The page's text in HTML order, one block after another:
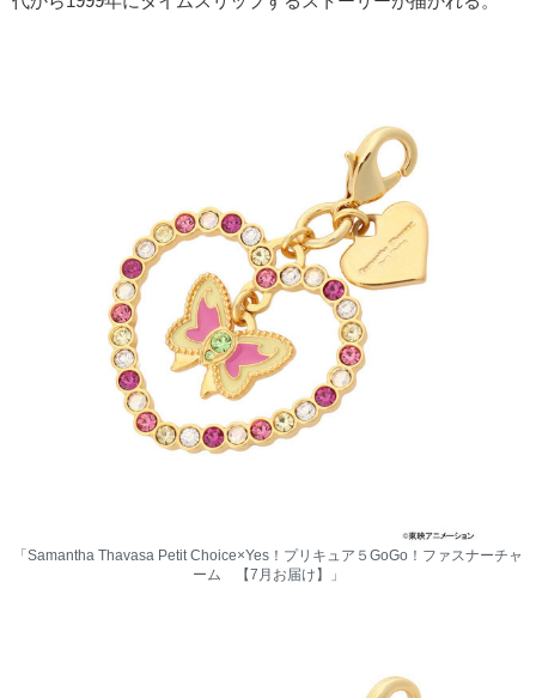
「Samantha Thavasa Petit Choice×Yes！プリキュア５GoGo！ファスナーチャ
ーム 【7月お届け】」